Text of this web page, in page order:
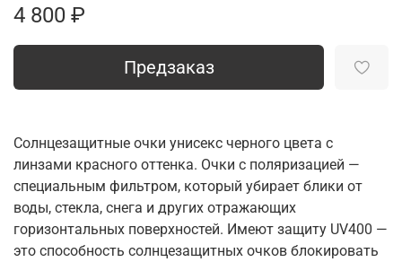
4 800 ₽
Предзаказ
Солнцезащитные очки унисекс черного цвета с
линзами красного оттенка. Очки с поляризацией —
специальным фильтром, который убирает блики от
воды, стекла, снега и других отражающих
горизонтальных поверхностей. Имеют защиту UV400 —
это способность солнцезащитных очков блокировать